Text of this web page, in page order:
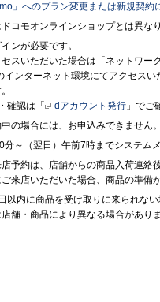
」へのプラン変更または新規契約
コモオンラインショップとは異なり
ンが必要です。
セスいただいた場合は「ネットワ
インターネット環境にてアクセス
確認は「
dアカウント発行 」でご
の場合には、お申込みできません。
～（翌日）午前7時までシステム
予約は、店舗からの商品入荷連絡
来店いただいた場合、商品の準備
以内に商品を受け取りに来られな
店舗・商品により異なる場合がありま